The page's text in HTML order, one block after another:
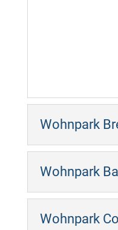
Wohnpark
Wohnpark
Wohnpark